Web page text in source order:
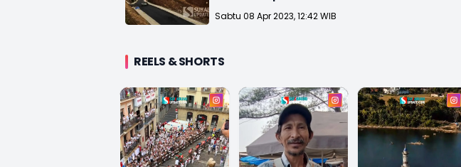
Halimun Lewati 3
Jembatan
Sabtu 08 Apr 2023, 12:42 WIB
REELS & SHORTS